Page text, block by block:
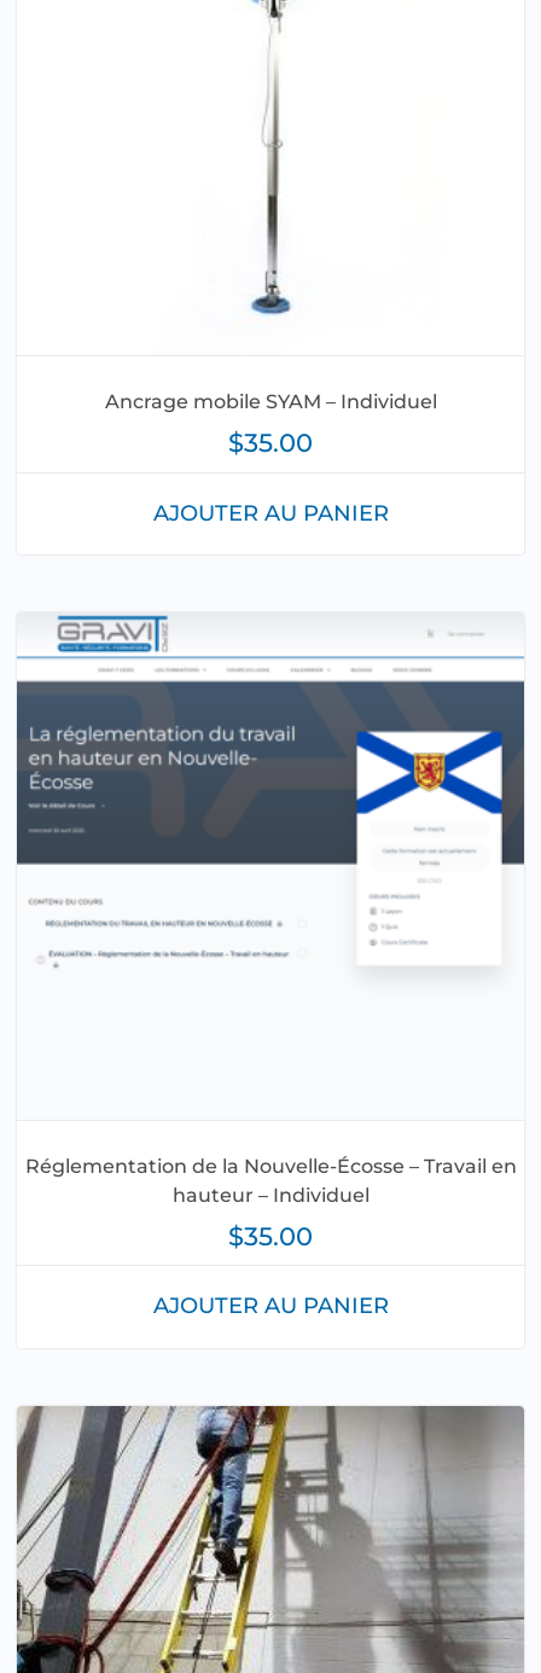
Ancrage mobile SYAM – Individuel
$35.00
AJOUTER AU PANIER
Réglementation de la Nouvelle-Écosse – Travail en
hauteur – Individuel
$35.00
AJOUTER AU PANIER